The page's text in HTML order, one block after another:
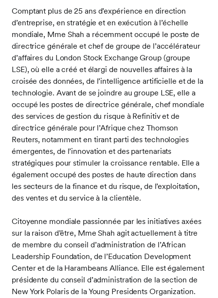
Comptant plus de 25 ans d’expérience en direction
d’entreprise, en stratégie et en exécution à l’échelle
mondiale, Mme Shah a récemment occupé le poste de
directrice générale et chef de groupe de l’accélérateur
d’affaires du London Stock Exchange Group (groupe
LSE), où elle a créé et élargi de nouvelles affaires à la
croisée des données, de l’intelligence artificielle et de la
technologie. Avant de se joindre au groupe LSE, elle a
occupé les postes de directrice générale, chef mondiale
des services de gestion du risque à Refinitiv et de
directrice générale pour l’Afrique chez Thomson
Reuters, notamment en tirant parti des technologies
émergentes, de l’innovation et des partenariats
stratégiques pour stimuler la croissance rentable. Elle a
également occupé des postes de haute direction dans
les secteurs de la finance et du risque, de l’exploitation,
des ventes et du service à la clientèle.
Citoyenne mondiale passionnée par les initiatives axées
sur la raison d’être, Mme Shah agit actuellement à titre
de membre du conseil d’administration de l’African
Leadership Foundation, de l’Education Development
Center et de la Harambeans Alliance. Elle est également
présidente du conseil d’administration de la section de
New York Polaris de la Young Presidents Organization.